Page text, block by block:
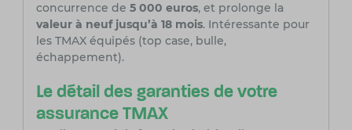
concurrence de 5 000 euros, et prolonge la
valeur à neuf jusqu’à 18 mois. Intéressante pour
les TMAX équipés (top case, bulle,
échappement).
Le détail des garanties de votre
assurance TMAX